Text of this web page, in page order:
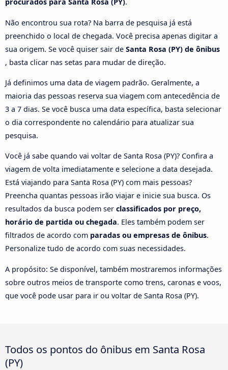
Não encontrou sua rota? Na barra de pesquisa já está
preenchido o local de chegada. Você precisa apenas digitar a
sua origem. Se você quiser sair de Santa Rosa (PY) de ônibus
, basta clicar nas setas para mudar de direção.
Já definimos uma data de viagem padrão. Geralmente, a
maioria das pessoas reserva sua viagem com antecedência de
3 a 7 dias. Se você busca uma data específica, basta selecionar
o dia correspondente no calendário para atualizar sua
pesquisa.
Você já sabe quando vai voltar de Santa Rosa (PY)? Confira a
viagem de volta imediatamente e selecione a data desejada.
Está viajando para Santa Rosa (PY) com mais pessoas?
Preencha quantas pessoas irão viajar e inicie sua busca. Os
resultados da busca podem ser classificados por preço,
horário de partida ou chegada. Eles também podem ser
filtrados de acordo com paradas ou empresas de ônibus.
Personalize tudo de acordo com suas necessidades.
A propósito: Se disponível, também mostraremos informações
sobre outros meios de transporte como trens, caronas e voos,
que você pode usar para ir ou voltar de Santa Rosa (PY).
Todos os pontos do ônibus em Santa Rosa
(PY)